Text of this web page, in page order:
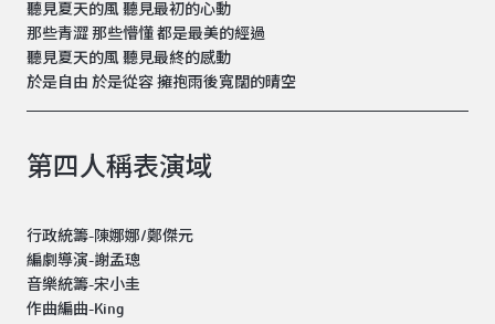
聽見夏天的風 聽見最初的心動
那些青澀 那些懵懂 都是最美的經過
聽見夏天的風 聽見最終的感動
於是自由 於是從容 擁抱雨後寬闊的晴空
第四人稱表演域
行政統籌-陳娜娜/鄭傑元
編劇導演-謝孟璁
音樂統籌-宋小圭
作曲編曲-King